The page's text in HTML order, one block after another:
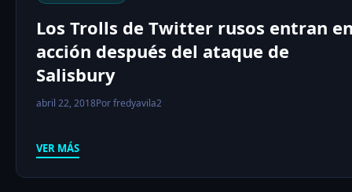
Los Trolls de Twitter rusos entran
acción después del ataque de
Salisbury
abril 22, 2018Por fredyavila2
VER MÁS